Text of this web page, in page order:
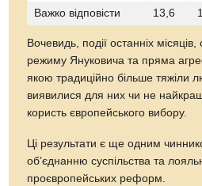
Важко відповісти 13,6
Вочевидь, події останніх
режиму Януковича та пряма
якою традиційно більше тяжіли
виявилися для них чи не
користь європейського вибору.
Ці результати є ще одним
об’єднанню суспільства та
проєвропейських реформ.